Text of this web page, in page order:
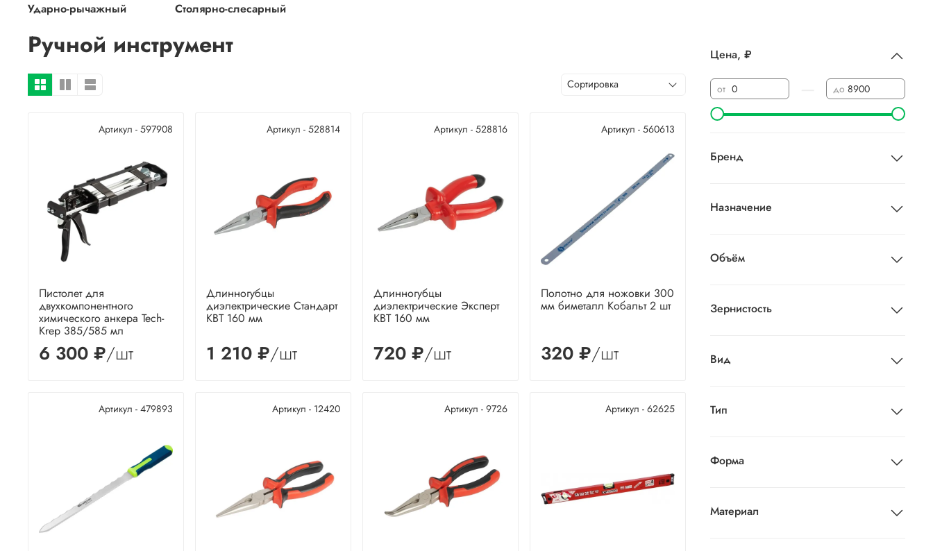
Ударно-рычажный Столярно-слесарный
Ручной инструмент
Артикул - 597908
Пистолет для
двухкомпонентного
химического анкера Tech-
Krep 385/585 мл
6 300 ₽/шт
Артикул - 528814
Длинногубцы
диэлектрические Стандарт
КВТ 160 мм
1 210 ₽/шт
Артикул - 528816
Длинногубцы
диэлектрические Эксперт
КВТ 160 мм
720 ₽/шт
Артикул - 560613
Полотно для ножовки 300
мм биметалл Кобальт 2 шт
320 ₽/шт
Артикул - 479893 Артикул - 12420 Артикул - 9726 Артикул - 62625
Цена, ₽
от до
Бренд
Назначение
Объём
Зернистость
Вид
Тип
Форма
Материал